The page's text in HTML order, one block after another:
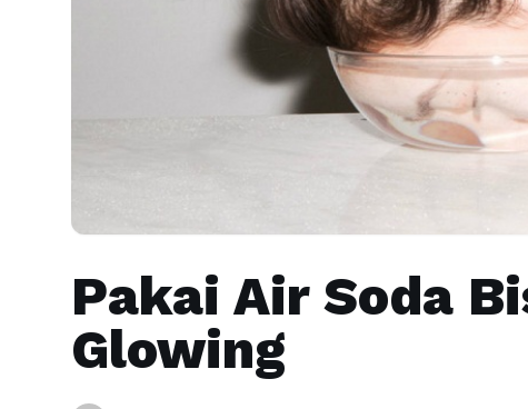
Pakai Air Soda
Glowing